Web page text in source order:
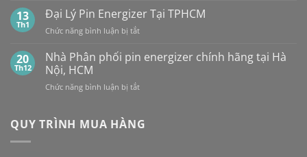
CAO,
HÀNG
CHÍNH
bền
hơn?
lượng
mặt
pin
energizer
chính
giá
13
Th1
Đại Lý Pin Energizer Tại TPHCM
Chức năng bình luận bị tắtở
Lý
Tại
20
Th12
Nhà Phân phối pin energizer chính hãng tại Hà
Nội, HCM
Chức năng bình luận bị tắtở
phối
QUY TRÌNH MUA HÀNG